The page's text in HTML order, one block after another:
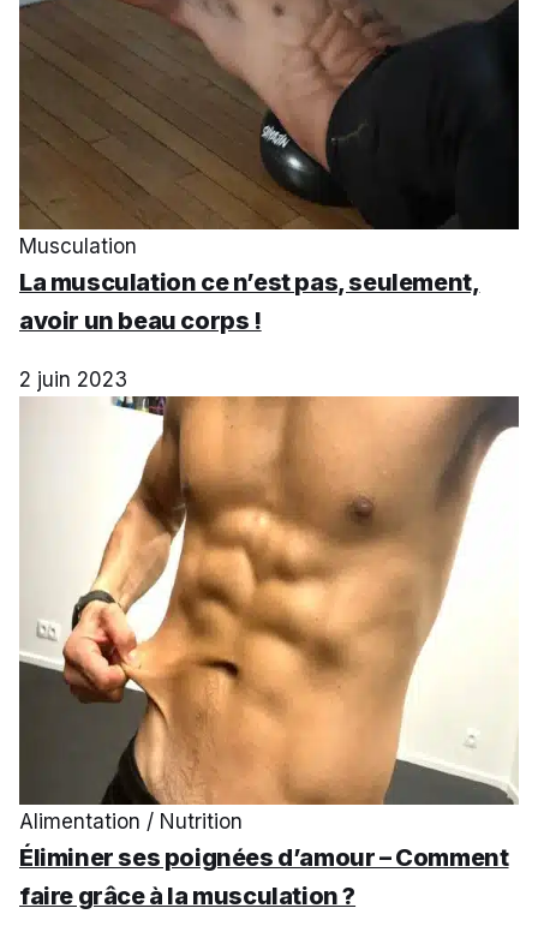
Musculation
La musculation ce n’est pas, seulement,
avoir un beau corps !
2 juin 2023
Alimentation / Nutrition
Éliminer ses poignées d’amour – Comment
faire grâce à la musculation ?